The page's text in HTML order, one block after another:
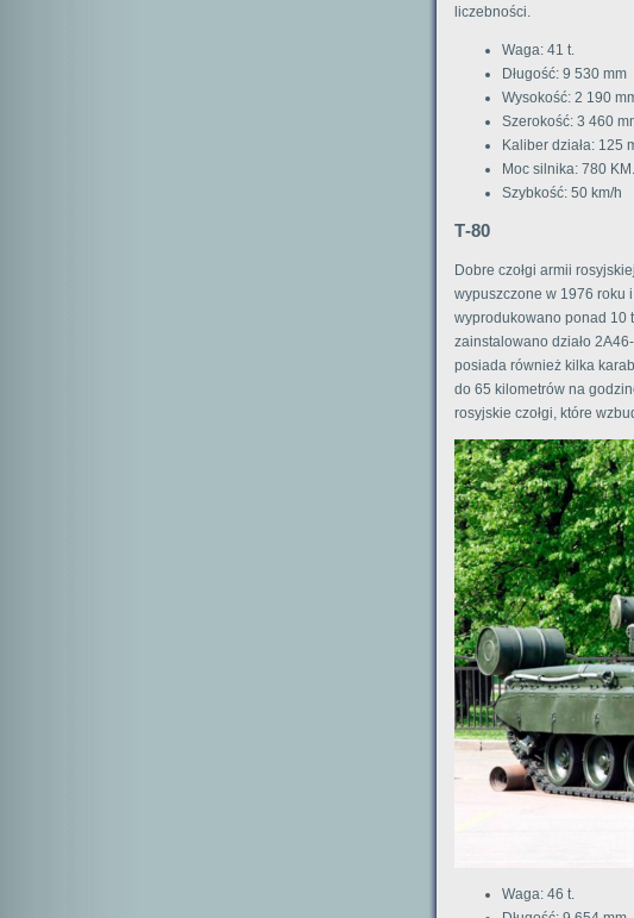
liczebności.
Waga: 41 t.
Długość: 9 530 mm
Wysokość: 2 190
Szerokość: 3 460
Kaliber działa: 125
Moc silnika: 780 KM.
Szybkość: 50 km/h
Т-80
Dobre czołgi armii
wypuszczone w 1976 roku
wyprodukowano ponad 10
zainstalowano działo
posiada również kilka
do 65 kilometrów na
rosyjskie czołgi, które
Waga: 46 t.